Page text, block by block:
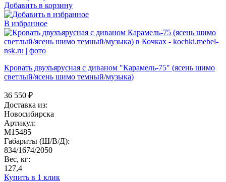
Добавить в корзину
В избранное
Кровать двухъярусная с диваном "Карамель-75" (ясень шимо
светлый/ясень шимо темный/музыка)
36 550 ₽
Доставка из:
Новосибирска
Артикул:
M15485
Габариты (Ш/В/Д):
834/1674/2050
Вес, кг:
127,4
Купить в 1 клик